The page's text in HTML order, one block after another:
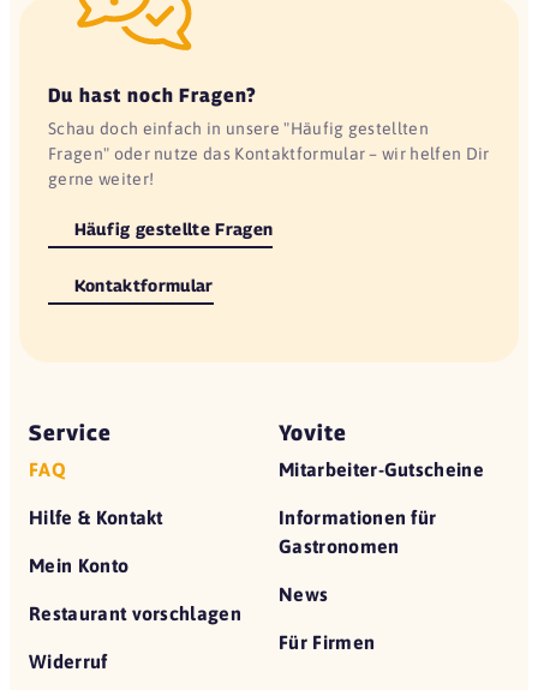
Du hast noch Fragen?
Schau doch einfach in unsere "Häufig gestellten
Fragen" oder nutze das Kontaktformular – wir helfen Dir
gerne weiter!
Häufig gestellte Fragen
Kontaktformular
Service
FAQ
Hilfe & Kontakt
Mein Konto
Restaurant vorschlagen
Widerruf
Yovite
Mitarbeiter-Gutscheine
Informationen für
Gastronomen
News
Für Firmen